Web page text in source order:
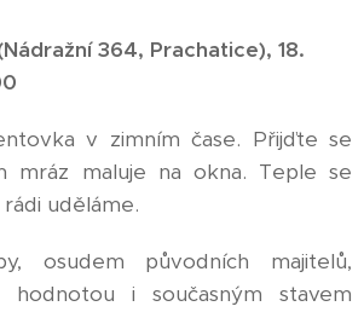
364, Prachatice), 18.
v zimním čase. Přijďte se
mráz maluje na okna. Teple se
uděláme.
osudem původních majitelů,
hodnotou i současným stavem